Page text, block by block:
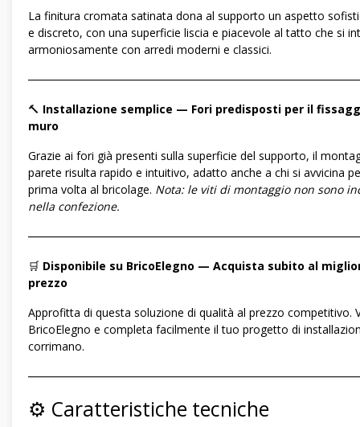
La finitura cromata satinata dona al supporto un aspetto
e discreto, con una superficie liscia e piacevole al tatto che si
armoniosamente con arredi moderni e classici.
🔨 Installazione semplice — Fori predisposti per il
muro
Grazie ai fori già presenti sulla superficie del supporto, il
parete risulta rapido e intuitivo, adatto anche a chi si avvicina
prima volta al bricolage. Nota: le viti di montaggio non sono
nella confezione.
🛒 Disponibile su BricoElegno — Acquista subito al
prezzo
Approfitta di questa soluzione di qualità al prezzo competitivo.
BricoElegno e completa facilmente il tuo progetto di
corrimano.
⚙️ Caratteristiche tecniche